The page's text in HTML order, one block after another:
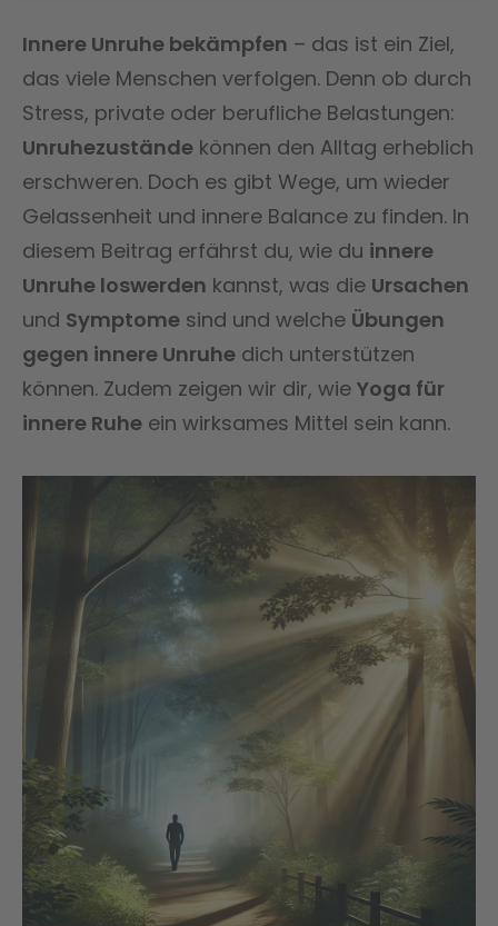
Innere Unruhe bekämpfen – das ist ein Ziel,
das viele Menschen verfolgen. Denn ob durch
Stress, private oder berufliche Belastungen:
Unruhezustände können den Alltag erheblich
erschweren. Doch es gibt Wege, um wieder
Gelassenheit und innere Balance zu finden. In
diesem Beitrag erfährst du, wie du innere
Unruhe loswerden kannst, was die Ursachen
und Symptome sind und welche Übungen
gegen innere Unruhe dich unterstützen
können. Zudem zeigen wir dir, wie Yoga für
innere Ruhe ein wirksames Mittel sein kann.